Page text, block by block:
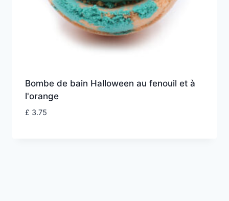
Bombe de bain Halloween au fenouil et à
l'orange
£ 3.75